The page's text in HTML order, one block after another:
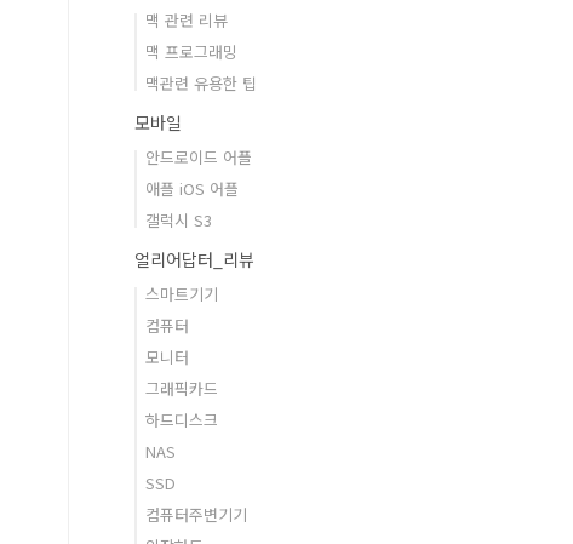
맥 관련 리뷰
맥 프로그래밍
맥관련 유용한 팁
모바일
안드로이드 어플
애플 iOS 어플
갤럭시 S3
얼리어답터_리뷰
스마트기기
컴퓨터
모니터
그래픽카드
하드디스크
NAS
SSD
컴퓨터주변기기